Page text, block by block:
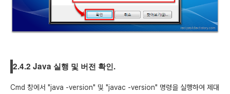
2.4.2 Java 실행 및 버전 확인.
Cmd 창에서 "java -version" 및 "javac -version" 명령을 실행하여 제대